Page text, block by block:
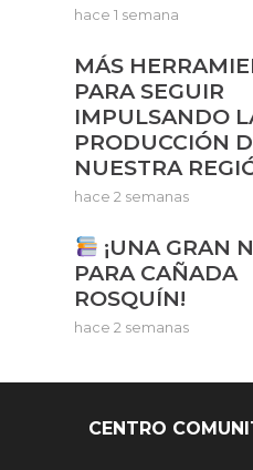
hace 1 semana
MÁS
PARA SEGUIR
IMPULSANDO
PRODUCCIÓN
NUESTRA
hace 2 semanas
¡UNA GRAN
PARA CAÑADA
ROSQUÍN!
hace 2 semanas
CENTRO